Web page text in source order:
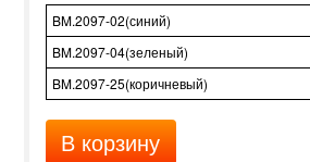
BM.2097-02(синий)
BM.2097-04(зеленый)
BM.2097-25(коричневый)
В корзину